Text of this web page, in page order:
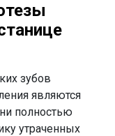
зубов
являются
полностью
утраченных